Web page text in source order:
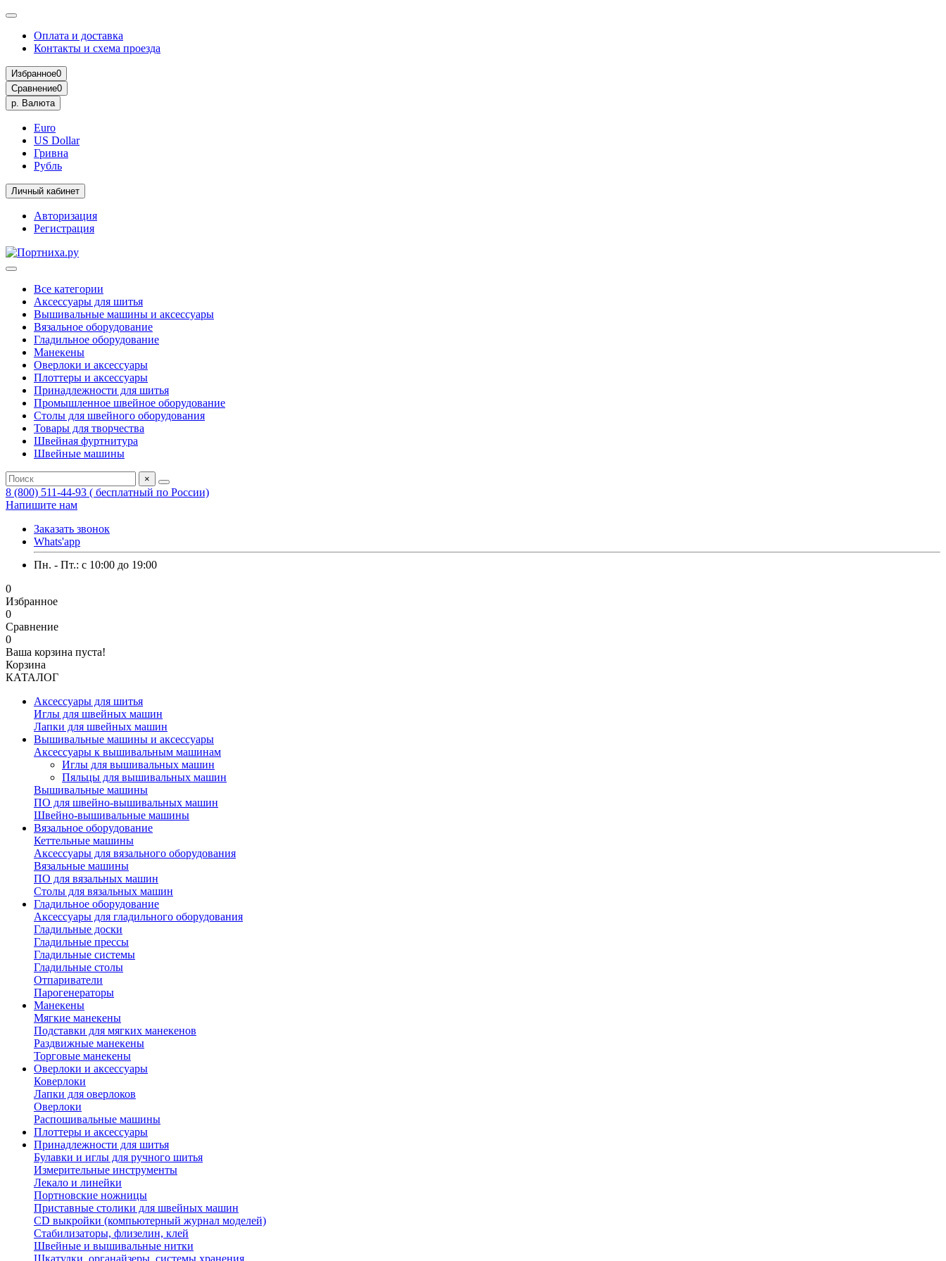
Оплата и доставка
Контакты и схема проезда
Избранное0
Сравнение0
р. Валюта
Euro
US Dollar
Гривна
Рубль
Личный кабинет
Авторизация
Регистрация
Все категории
Аксессуары для шитья
Вышивальные машины и аксессуары
Вязальное оборудование
Гладильное оборудование
Манекены
Оверлоки и аксессуары
Плоттеры и аксессуары
Принадлежности для шитья
Промышленное швейное оборудование
Столы для швейного оборудования
Товары для творчества
Швейная фуртнитура
Швейные машины
×
8 (800) 511-44-93 ( бесплатный по России)
Напишите нам
Заказать звонок
Whats'app
Пн. - Пт.: c 10:00 до 19:00
0
Избранное
0
Сравнение
0
Ваша корзина пуста!
Корзина
КАТАЛОГ
Аксессуары для шитья
Иглы для швейных машин
Лапки для швейных машин
Вышивальные машины и аксессуары
Аксессуары к вышивальным машинам
Иглы для вышивальных машин
Пяльцы для вышивальных машин
Вышивальные машины
ПО для швейно-вышивальных машин
Швейно-вышивальные машины
Вязальное оборудование
Кеттельные машины
Аксессуары для вязального оборудования
Вязальные машины
ПО для вязальных машин
Столы для вязальных машин
Гладильное оборудование
Аксессуары для гладильного оборудования
Гладильные доски
Гладильные прессы
Гладильные системы
Гладильные столы
Отпариватели
Парогенераторы
Манекены
Мягкие манекены
Подставки для мягких манекенов
Раздвижные манекены
Торговые манекены
Оверлоки и аксессуары
Коверлоки
Лапки для оверлоков
Оверлоки
Распошивальные машины
Плоттеры и аксессуары
Принадлежности для шитья
Булавки и иглы для ручного шитья
Измерительные инструменты
Лекало и линейки
Портновские ножницы
Приставные столики для швейных машин
СD выкройки (компьютерный журнал моделей)
Стабилизаторы, флизелин, клей
Швейные и вышивальные нитки
Шкатулки, органайзеры, системы хранения